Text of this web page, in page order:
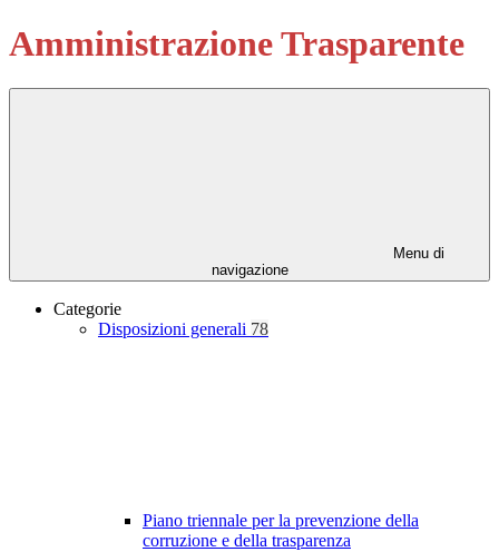
Amministrazione Trasparente
Menu di
navigazione
Categorie
Disposizioni generali 78
Piano triennale per la prevenzione della
corruzione e della trasparenza